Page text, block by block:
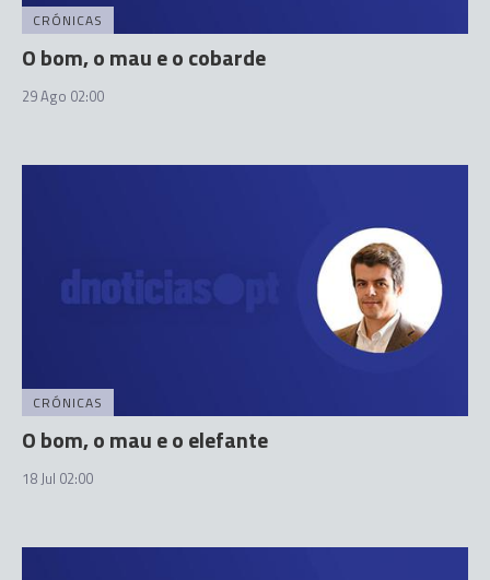
CRÓNICAS
O bom, o mau e o cobarde
29 Ago 02:00
CRÓNICAS
O bom, o mau e o elefante
18 Jul 02:00